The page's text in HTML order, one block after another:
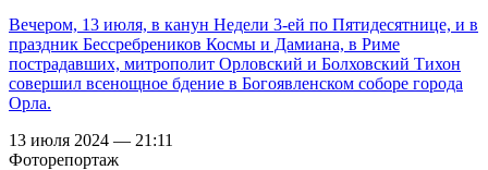
Вечером, 13 июля, в канун Недели 3-ей по Пятидесятнице, и в
праздник Бессребреников Космы и Дамиана, в Риме
пострадавших, митрополит Орловский и Болховский Тихон
совершил всенощное бдение в Богоявленском соборе города
Орла.
13 июля 2024 — 21:11
Фоторепортаж